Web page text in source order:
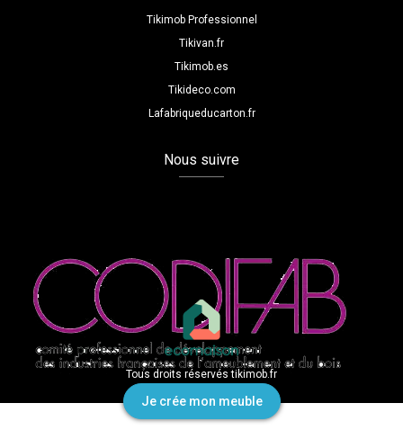
Je crée mon meuble
Tikimob Professionnel
Tikivan.fr
Tikimob.es
Tikideco.com
Lafabriqueducarton.fr
Nous suivre
Tous droits réservés tikimob.fr